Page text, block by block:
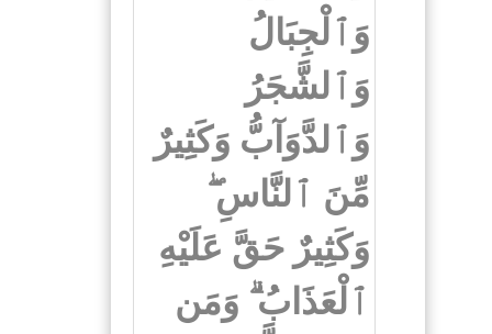
وَٱلْجِبَالُ
وَٱلشَّجَرُ
وَٱلدَّوَآبُّ وَكَثِيرٌ
مِّنَ ٱلنَّاسِ ۖ
وَكَثِيرٌ حَقَّ عَلَيْهِ
ٱلْعَذَابُ ۗ وَمَن